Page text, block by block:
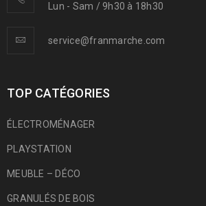
Lun - Sam / 9h30 à 18h30
service@franmarche.com
TOP CATÉGORIES
ÉLECTROMÉNAGER
PLAYSTATION
MEUBLE – DÉCO
GRANULÉS DE BOIS